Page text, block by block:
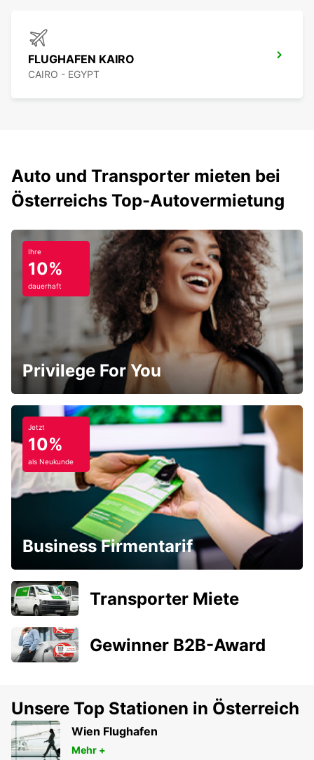
FLUGHAFEN KAIRO
CAIRO - EGYPT
Auto und Transporter mieten bei
Österreichs Top-Autovermietung
Ihre
10%
dauerhaft
Privilege For You
Jetzt
10%
als Neukunde
Business Firmentarif
Transporter Miete
Gewinner B2B-Award
Unsere Top Stationen in Österreich
Wien Flughafen
Mehr +